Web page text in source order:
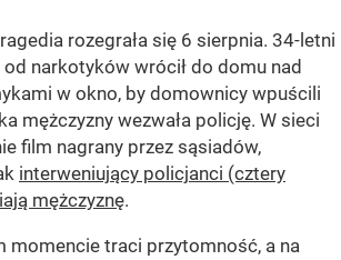
rozegrała się 6 sierpnia. 34-letni
narkotyków wrócił do domu nad
w okno, by domownicy wpuścili
mężczyzny wezwała policję. W sieci
film nagrany przez sąsiadów,
interweniujący policjanci (cztery
mężczyznę.
momencie traci przytomność, a na